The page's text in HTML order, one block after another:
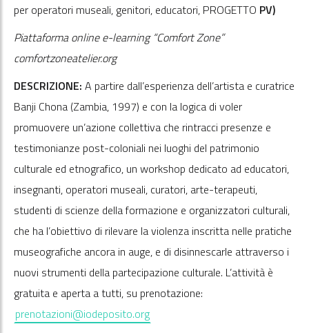
per operatori museali, genitori, educatori, PROGETTO PV)
Piattaforma online e-learning “Comfort Zone”
comfortzoneatelier.org
DESCRIZIONE: A partire dall’esperienza dell’artista e curatrice
Banji Chona (Zambia, 1997) e con la logica di voler
promuovere un’azione collettiva che rintracci presenze e
testimonianze post-coloniali nei luoghi del patrimonio
culturale ed etnografico, un workshop dedicato ad educatori,
insegnanti, operatori museali, curatori, arte-terapeuti,
studenti di scienze della formazione e organizzatori culturali,
che ha l’obiettivo di rilevare la violenza inscritta nelle pratiche
museografiche ancora in auge, e di disinnescarle attraverso i
nuovi strumenti della partecipazione culturale. L’attività è
gratuita e aperta a tutti, su prenotazione:
prenotazioni@iodeposito.org